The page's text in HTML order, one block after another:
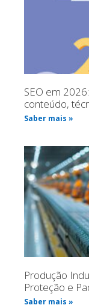
SEO em
conteúdo,
Saber mais »
Produção
Proteção e
Saber mais »